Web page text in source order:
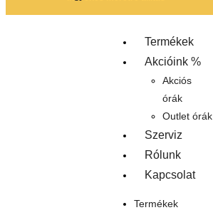
Termékek
Akcióink %
Akciós
órák
Outlet órák
Szerviz
Rólunk
Kapcsolat
Termékek